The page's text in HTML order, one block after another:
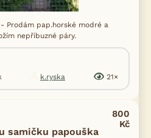
Prodám pap.horské modré a
nepříbuzné páry.
k.ryska 21×
samičku papouška
800
Kč